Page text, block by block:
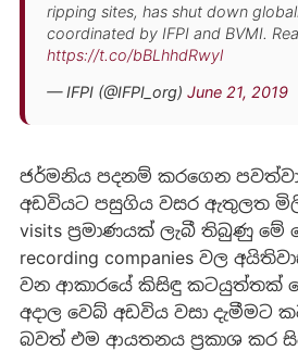
ripping sites, has shut down
coordinated by IFPI and BVMI.
https://t.co/bBLhhdRwyl
— IFPI (@IFPI_org) June 21, 2019
ජර්මනිය පදනම් කරගෙන
අඩවියට පසුගිය වසර ඇතුලත
visits ප්‍රමාණයක් ලැබී තිබුණු මේ
recording companies වල
වන ආකාරයේ කිසිඳු කටයුත්තක්
අදාල වෙබ් අඩවිය වසා
බවත් එම ආයතනය ප්‍රකාශ කර